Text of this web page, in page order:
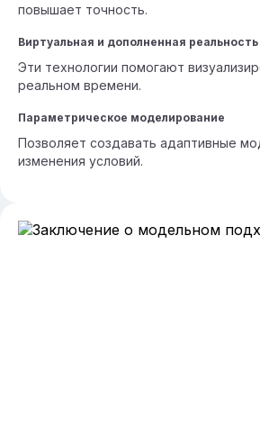
повышает точность.
Виртуальная и дополненная реальность
Эти технологии помогают
реальном времени.
Параметрическое моделирование
Позволяет создавать адаптивные
изменения условий.